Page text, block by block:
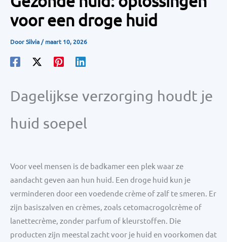
voor een droge huid
DoorSilvia/maart 10, 2026
Dagelijkse verzorging houdt je
huid soepel
Voor veel mensen is de badkamer een plek waar ze
aandacht geven aan hun huid. Een droge huid kun je
verminderen door een voedende crème of zalf te smeren. Er
zijn basiszalven en crèmes, zoals cetomacrogolcrème of
lanettecrème, zonder parfum of kleurstoffen. Die
producten zijn meestal zacht voor je huid en voorkomen dat